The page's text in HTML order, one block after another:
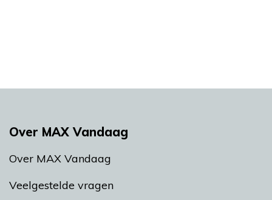
Over MAX Vandaag
Over MAX Vandaag
Veelgestelde vragen